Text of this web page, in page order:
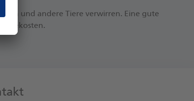
und an­de­re Tie­re ver­wir­ren. Ei­ne gu­te